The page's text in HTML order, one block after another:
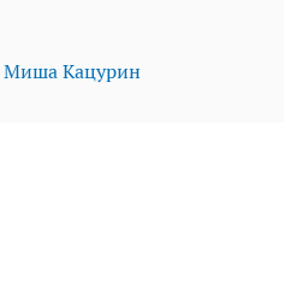
Миша Кацурин